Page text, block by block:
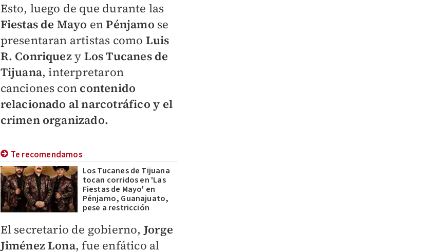
Esto, luego de que durante las
Fiestas de Mayo enPénjamo se
presentaran artistas como Luis
R. Conriquezy Los Tucanes de
Tijuana, interpretaron
canciones con contenido
relacionado al narcotráfico y el
crimen organizado.
Te recomendamos
Los Tucanes de Tijuana
tocan corridos en 'Las
Fiestas de Mayo' en
Pénjamo, Guanajuato,
pese a restricción
El secretario de gobierno, Jorge
Jiménez Lona, fue enfático al